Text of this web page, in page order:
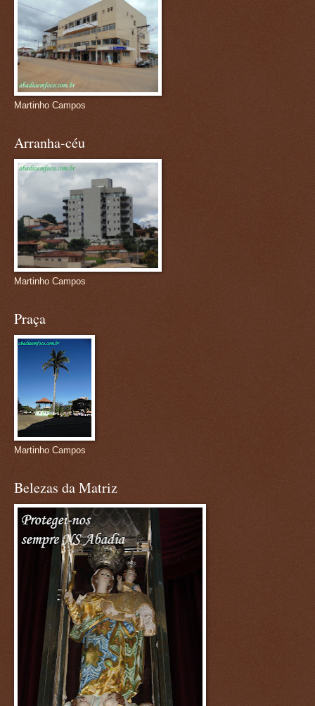
Martinho Campos
Arranha-céu
Martinho Campos
Praça
Martinho Campos
Belezas da Matriz